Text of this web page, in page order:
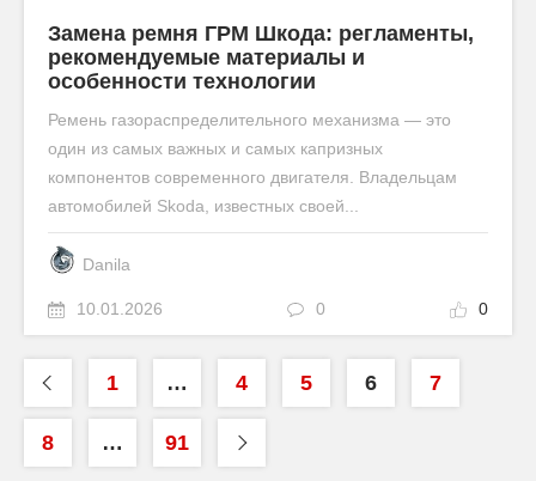
Замена ремня ГРМ Шкода: регламенты,
рекомендуемые материалы и
особенности технологии
Ремень газораспределительного механизма — это
один из самых важных и самых капризных
компонентов современного двигателя. Владельцам
автомобилей Skoda, известных своей...
Danila
10.01.2026 0 0
1 … 4 5 6 7
8 … 91